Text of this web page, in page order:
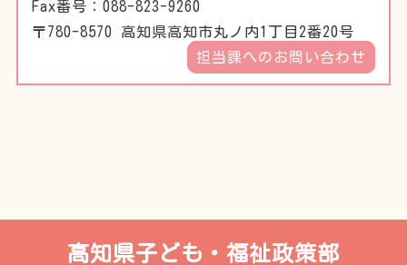
Fax番号：088-823-9260
〒780-8570 高知県高知市丸ノ内1丁目2番20号
担当課へのお問い合わせ
高知県子ども・福祉政策部